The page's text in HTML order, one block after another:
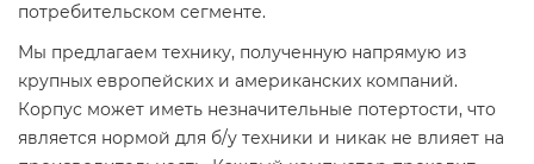
потребительском сегменте.
Мы предлагаем технику, полученную напрямую из
крупных европейских и американских компаний.
Корпус может иметь незначительные потертости, что
является нормой для б/у техники и никак не влияет на